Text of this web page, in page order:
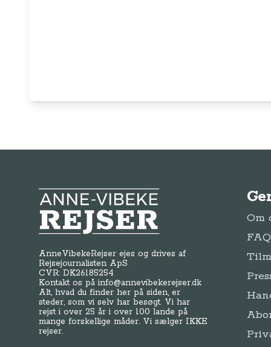
Anne-Vibeke Rejser
AnneVibekeRejser ejes og drives af
Rejsejournalisten ApS
CVR: DK26185254
Kontakt os påinfo@annevibekerejser.dk
Alt, hvad du finder her på siden, er
steder, som vi selv har besøgt. Vi har
rejst i over 25 år i over 100 lande på
mange forskellige måder. Vi sælger IKKE
rejser.
Om